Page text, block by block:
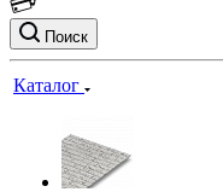
Поиск
Каталог